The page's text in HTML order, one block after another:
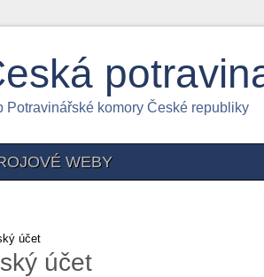
Potravinářské komory České republiky
WEBY
účet
účet